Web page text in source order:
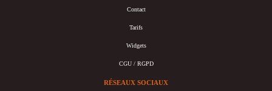
Contact
Tarifs
Widgets
CGU / RGPD
RÉSEAUX SOCIAUX